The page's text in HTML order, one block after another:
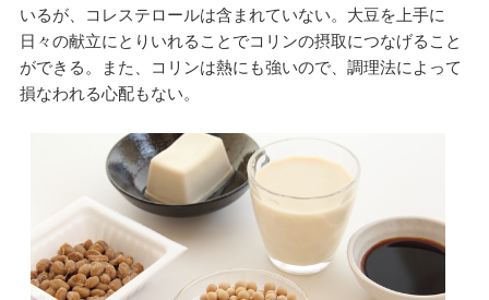
いるが、コレステロールは含まれていない。大豆を上手に
日々の献立にとりいれることでコリンの摂取につなげること
ができる。また、コリンは熱にも強いので、調理法によって
損なわれる心配もない。